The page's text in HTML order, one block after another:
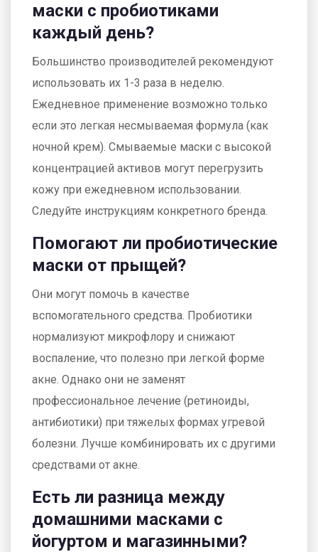
маски с пробиотиками
каждый день?
Большинство производителей рекомендуют
использовать их 1-3 раза в неделю.
Ежедневное применение возможно только
если это легкая несмываемая формула (как
ночной крем). Смываемые маски с высокой
концентрацией активов могут перегрузить
кожу при ежедневном использовании.
Следуйте инструкциям конкретного бренда.
Помогают ли пробиотические
маски от прыщей?
Они могут помочь в качестве
вспомогательного средства. Пробиотики
нормализуют микрофлору и снижают
воспаление, что полезно при легкой форме
акне. Однако они не заменят
профессиональное лечение (ретиноиды,
антибиотики) при тяжелых формах угревой
болезни. Лучше комбинировать их с другими
средствами от акне.
Есть ли разница между
домашними масками с
йогуртом и магазинными?